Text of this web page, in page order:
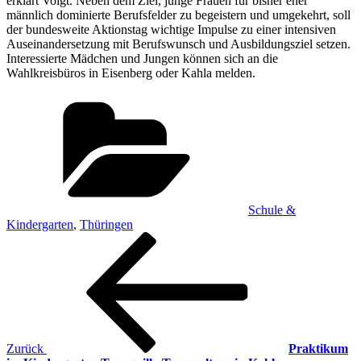
männlich dominierte Berufsfelder zu begeistern und umgekehrt, soll
der bundesweite Aktionstag wichtige Impulse zu einer intensiven
Auseinandersetzung mit Berufswunsch und Ausbildungsziel setzen.
Interessierte Mädchen und Jungen können sich an die
Wahlkreisbüros in Eisenberg oder Kahla melden.
Schule &
Kindergarten, Thüringen
Beitragsnavigation
Zurück
Praktikum